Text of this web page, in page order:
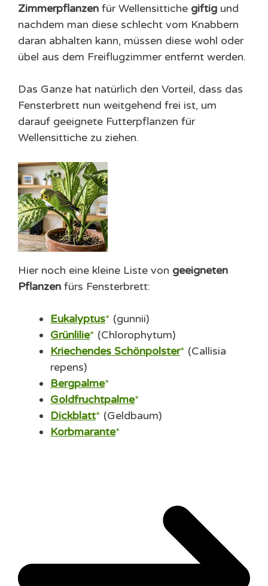
Zimmerpflanzen für Wellensittiche giftig und
nachdem man diese schlecht vom Knabbern
daran abhalten kann, müssen diese wohl oder
übel aus dem Freiflugzimmer entfernt werden.
Das Ganze hat natürlich den Vorteil, dass das
Fensterbrett nun weitgehend frei ist, um
darauf geeignete Futterpflanzen für
Wellensittiche zu ziehen.
Hier noch eine kleine Liste von geeigneten
Pflanzen fürs Fensterbrett:
Eukalyptus
(gunnii)
Grünlilie
(Chlorophytum)
Kriechendes Schönpolster
(Callisia
repens)
Bergpalme
Goldfruchtpalme
Dickblatt
(Geldbaum)
Korbmarante